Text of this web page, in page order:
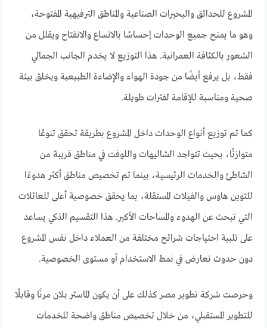
المشروع للحدائق والبحيرات الصناعية والمناطق الترفيهية المفتوحة،
وهو ما يمنح جميع الوحدات إحساسًا بالاتساع والانفتاح ويقلل من
الشعور بالكثافة العمرانية. هذا التوزيع لا يخدم الجانب الجمالي
فقط، بل يرفع أيضًا من جودة الهواء والإضاءة الطبيعية ويخلق بيئة
صحية ومناسبة للإقامة لفترات طويلة.
كما تم توزيع أنواع الوحدات داخل المشروع بطريقة تحقق تنوعًا
متوازنًا، بحيث تتواجد الشاليهات واللوفت في مناطق قريبة من
الشاطئ والخدمات الرئيسية، بينما تم تخصيص مناطق أكثر هدوءًا
للتوين هاوس والفيلات المستقلة، بما يحقق خصوصية أعلى للعائلات
التي تبحث عن الهدوء والمساحات الأكبر. هذا التقسيم الذكي يساعد
على تلبية احتياجات شرائح مختلفة من العملاء داخل نفس المشروع
دون حدوث تعارض في نمط الاستخدام أو مستوى الخصوصية.
وحرصت شركة تطوير مصر كذلك على أن يكون الماستر بلان مرنًا وقابلًا
للتطوير المستقبلي، من خلال تخصيص مناطق واضحة للخدمات